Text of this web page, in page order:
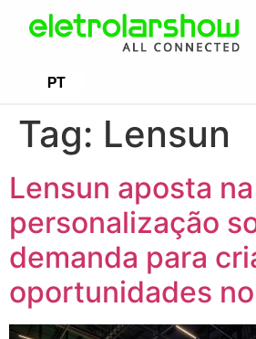
PT
ES
Tag: Lensun
Lensun aposta na
personalização
demanda para
oportunidades